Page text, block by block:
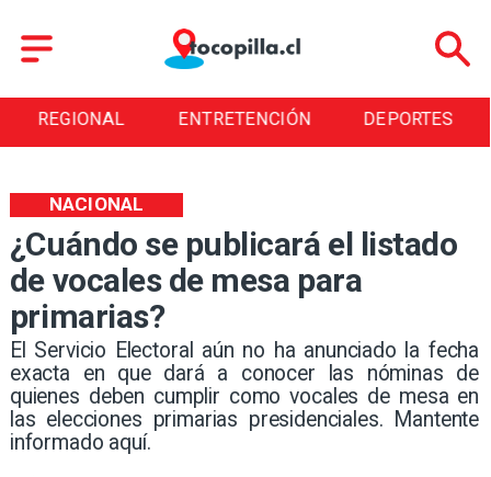
REGIONAL ENTRETENCIÓN DEPORTES
¿Cuándo se publicará el listado
de vocales de mesa para
primarias?
El Servicio Electoral aún no ha anunciado la fecha
exacta en que dará a conocer las nóminas de
quienes deben cumplir como vocales de mesa en
las elecciones primarias presidenciales. Mantente
informado aquí.
NACIONAL